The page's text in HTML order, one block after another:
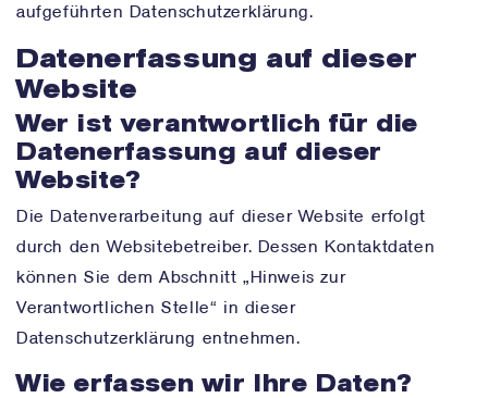
aufgeführten Datenschutzerklärung.
Datenerfassung auf dieser
Website
Wer ist verantwortlich für die
Datenerfassung auf dieser
Website?
Die Datenverarbeitung auf dieser Website erfolgt
durch den Websitebetreiber. Dessen Kontaktdaten
können Sie dem Abschnitt „Hinweis zur
Verantwortlichen Stelle“ in dieser
Datenschutzerklärung entnehmen.
Wie erfassen wir Ihre Daten?